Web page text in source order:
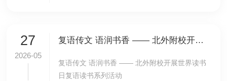
27
2026-05
复语传文 语润书香 —— 北外附校开展世界读书日复语读书系列活动
复语传文 语润书香 —— 北外附校开展世界读书
日复语读书系列活动